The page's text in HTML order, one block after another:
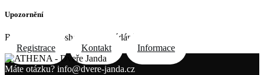
Upozornění
Registrace do e-shopu na požádání e-mailem
Registrace
Kontakt Informace
Máte otázku? info@dvere-janda.cz